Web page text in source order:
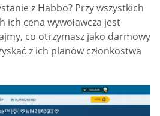
z Habbo? Przy wszystkich
ich cena wywoławcza jest
co otrzymasz jako darmowy
z ich planów członkostwa